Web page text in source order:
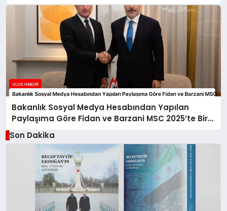
Bakanlık Sosyal Medya Hesabından Yapılan
Paylaşıma Göre Fidan ve Barzani MSC 2025’te Bir
Araya Geldi
Son Dakika